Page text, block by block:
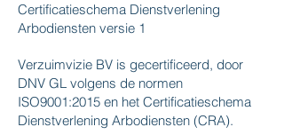
Certificatieschema Dienstverlening
Arbodiensten versie 1
Verzuimvizie BV is gecertificeerd, door
DNV GL volgens de normen
ISO9001:2015 en het Certificatieschema
Dienstverlening Arbodiensten (CRA).